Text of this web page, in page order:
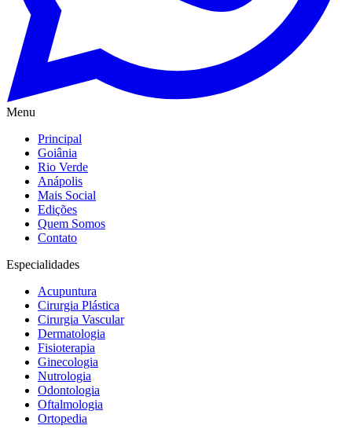
Menu
Principal
Goiânia
Rio Verde
Anápolis
Mais Social
Edições
Quem Somos
Contato
Especialidades
Acupuntura
Cirurgia Plástica
Cirurgia Vascular
Dermatologia
Fisioterapia
Ginecologia
Nutrologia
Odontologia
Oftalmologia
Ortopedia